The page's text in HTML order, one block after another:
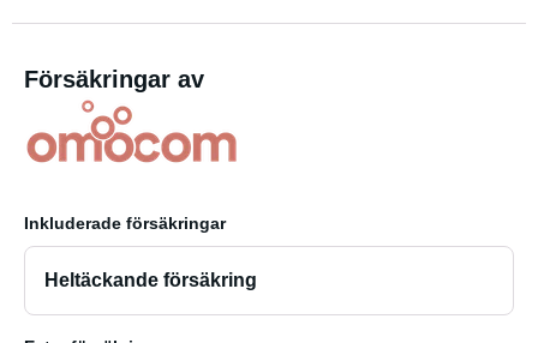
Försäkringar av
Inkluderade försäkringar
Heltäckande försäkring